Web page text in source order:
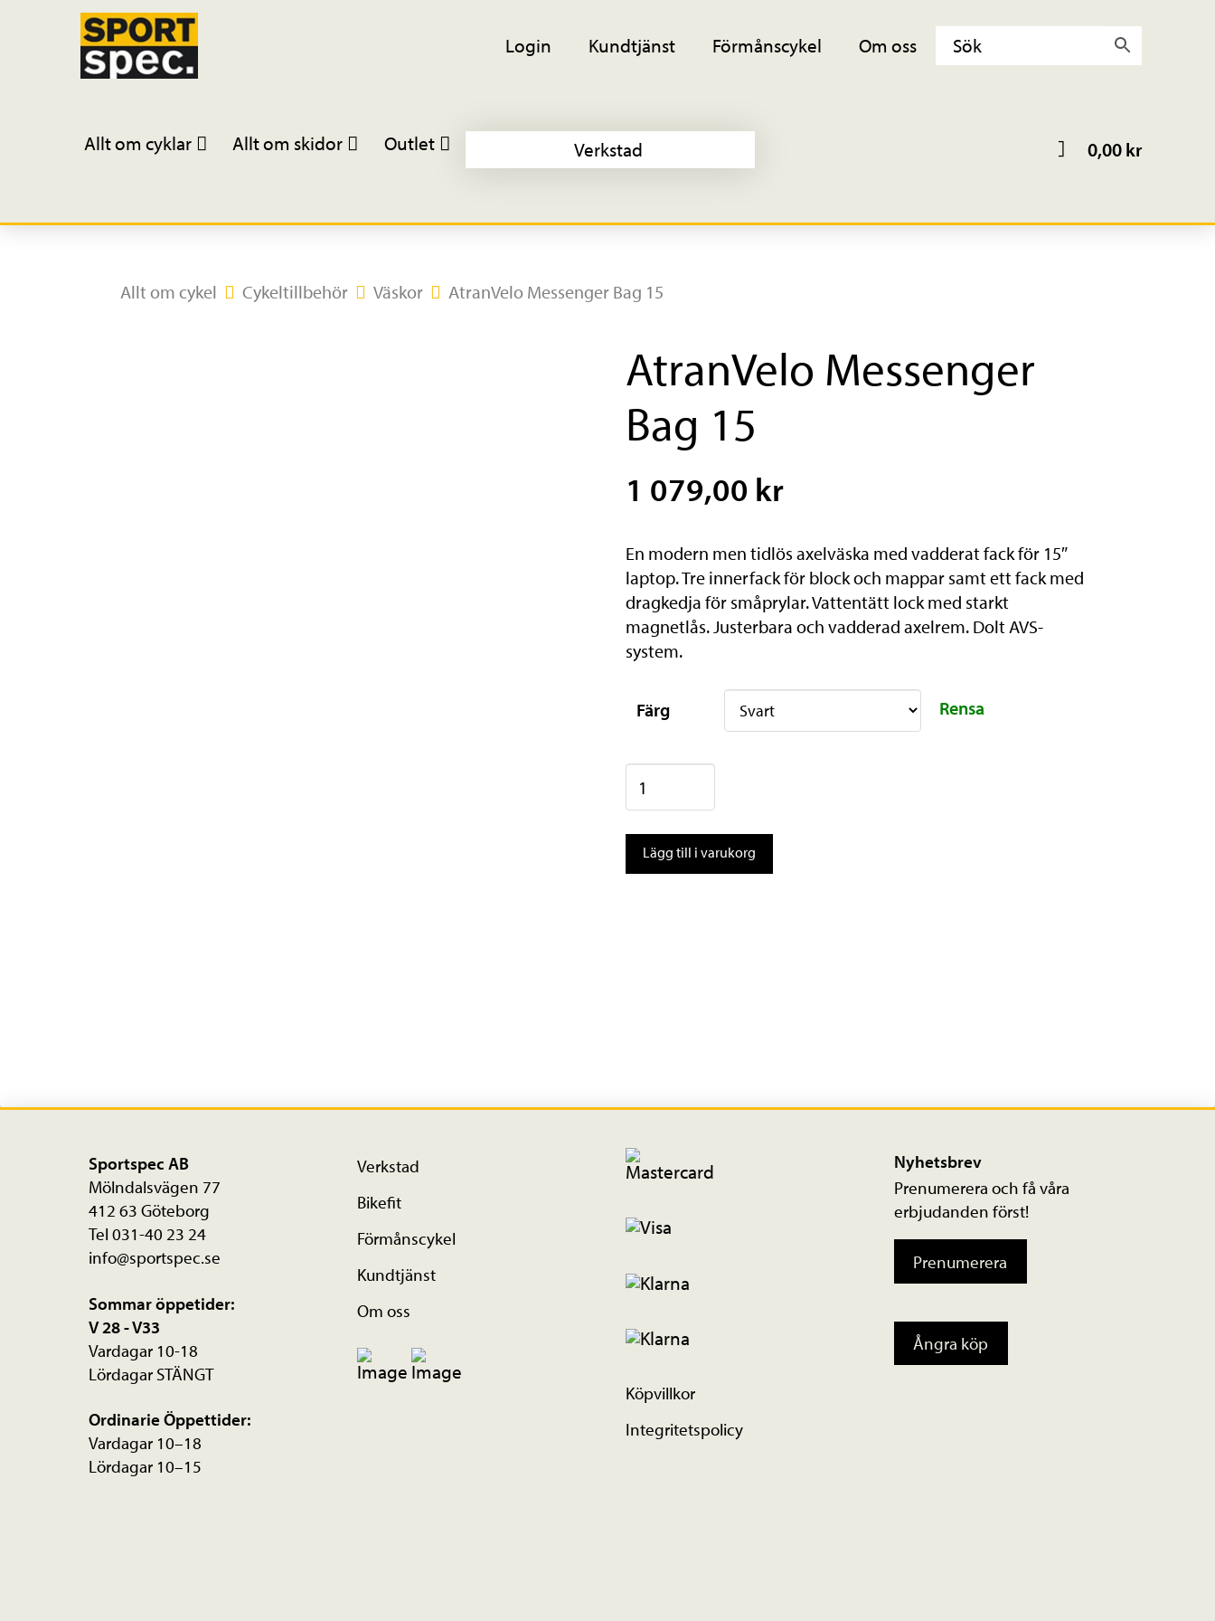
Login Kundtjänst Förmånscykel Om oss
Allt om cyklar Allt om skidor Outlet Verkstad 0,00kr
Allt om cykel Cykeltillbehör Väskor AtranVelo Messenger Bag 15
AtranVelo Messenger
Bag 15
1 079,00 kr
En modern men tidlös axelväska med vadderat fack för 15″
laptop. Tre innerfack för block och mappar samt ett fack med
dragkedja för småprylar. Vattentätt lock med starkt
magnetlås. Justerbara och vadderad axelrem. Dolt AVS-
system.
Färg Rensa
AtranVelo
Messenger
Bag
Lägg till i varukorg
Sportspec AB
Mölndalsvägen 77
412 63 Göteborg
Tel 031-40 23 24
info@sportspec.se
Sommar öppetider:
V 28 - V33
Vardagar 10-18
Lördagar STÄNGT
Ordinarie Öppettider:
Vardagar 10–18
Lördagar 10–15
Verkstad
Bikefit
Förmånscykel
Kundtjänst
Om oss
Köpvillkor
Integritetspolicy
Nyhetsbrev
Prenumerera och få våra
erbjudanden först!
Prenumerera
Ångra köp